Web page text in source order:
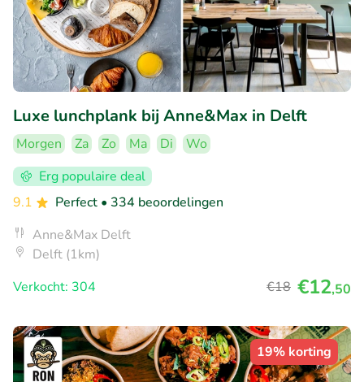
Luxe lunchplank bij Anne&Max in Delft
Morgen Za Zo Ma Di
Wo
Erg populaire deal
9.1
Perfect • 334 beoordelingen
Anne&Max Delft
Delft (1km)
Verkocht: 304
€18 €12,50
19% korting